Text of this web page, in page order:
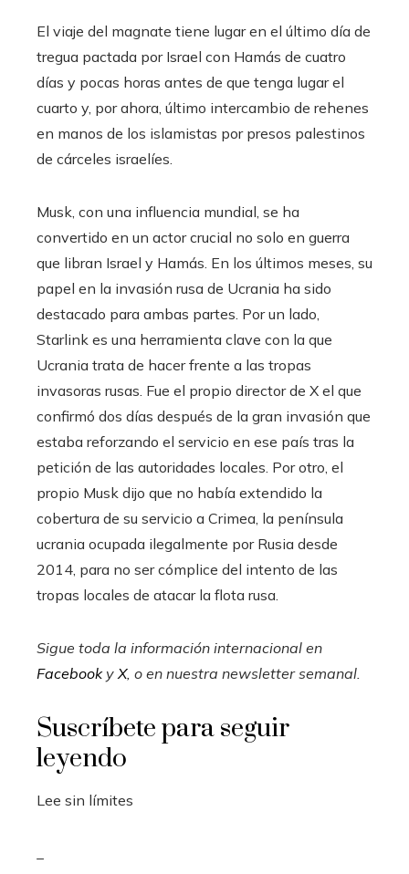
El viaje del magnate tiene lugar en el último día de
tregua pactada por Israel con Hamás de cuatro
días y pocas horas antes de que tenga lugar el
cuarto y, por ahora, último intercambio de rehenes
en manos de los islamistas por presos palestinos
de cárceles israelíes.
Musk, con una influencia mundial, se ha
convertido en un actor crucial no solo en guerra
que libran Israel y Hamás. En los últimos meses, su
papel en la invasión rusa de Ucrania ha sido
destacado para ambas partes. Por un lado,
Starlink es una herramienta clave con la que
Ucrania trata de hacer frente a las tropas
invasoras rusas. Fue el propio director de X el que
confirmó dos días después de la gran invasión que
estaba reforzando el servicio en ese país tras la
petición de las autoridades locales. Por otro, el
propio Musk dijo que no había extendido la
cobertura de su servicio a Crimea, la península
ucrania ocupada ilegalmente por Rusia desde
2014, para no ser cómplice del intento de las
tropas locales de atacar la flota rusa.
Sigue toda la información internacional en
Facebooky X, o en nuestra newsletter semanal
Suscríbete para seguir
leyendo
Lee sin límites